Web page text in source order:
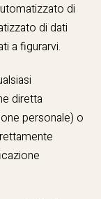
di
di dati
a figurarvi.
diretta
personale) o